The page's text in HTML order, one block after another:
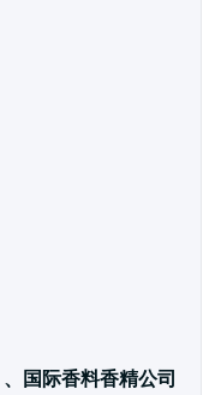
国际香料香精公司